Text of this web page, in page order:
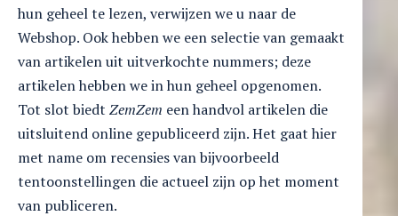
hun geheel te lezen, verwijzen we u naar de
Webshop. Ook hebben we een selectie van gemaakt
van artikelen uit uitverkochte nummers; deze
artikelen hebben we in hun geheel opgenomen.
Tot slot biedt ZemZem een handvol artikelen die
uitsluitend online gepubliceerd zijn. Het gaat hier
met name om recensies van bijvoorbeeld
tentoonstellingen die actueel zijn op het moment
van publiceren.